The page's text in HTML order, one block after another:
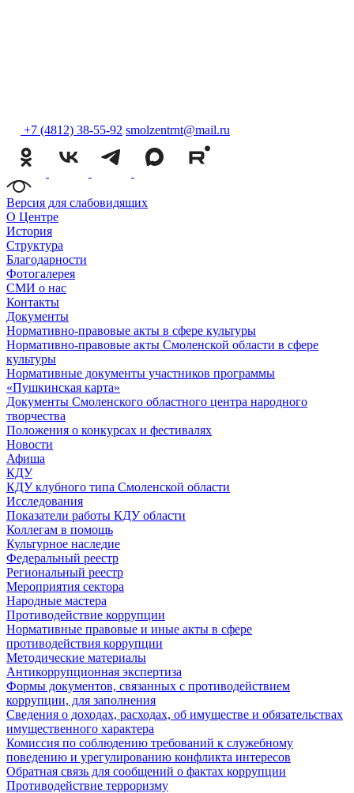
+7 (4812) 38-55-92 smolzentrnt@mail.ru
Версия для слабовидящих
О Центре
История
Структура
Благодарности
Фотогалерея
СМИ о нас
Контакты
Документы
Нормативно-правовые акты в сфере культуры
Нормативно-правовые акты Смоленской области в сфере
культуры
Нормативные документы участников программы
«Пушкинская карта»
Документы Смоленского областного центра народного
творчества
Положения о конкурсах и фестивалях
Новости
Афиша
КДУ
КДУ клубного типа Смоленской области
Исследования
Показатели работы КДУ области
Коллегам в помощь
Культурное наследие
Федеральный реестр
Региональный реестр
Мероприятия сектора
Народные мастера
Противодействие коррупции
Нормативные правовые и иные акты в сфере
противодействия коррупции
Методические материалы
Антикоррупционная экспертиза
Формы документов, связанных с противодействием
коррупции, для заполнения
Сведения о доходах, расходах, об имуществе и обязательствах
имущественного характера
Комиссия по соблюдению требований к служебному
поведению и урегулированию конфликта интересов
Обратная связь для сообщений о фактах коррупции
Противодействие терроризму